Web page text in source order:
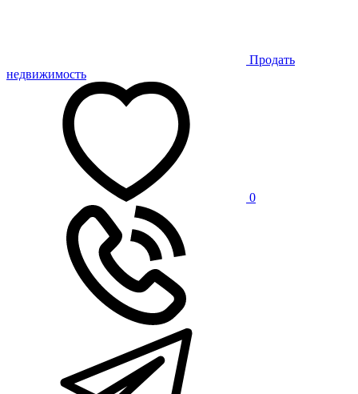
Продать
недвижимость
0